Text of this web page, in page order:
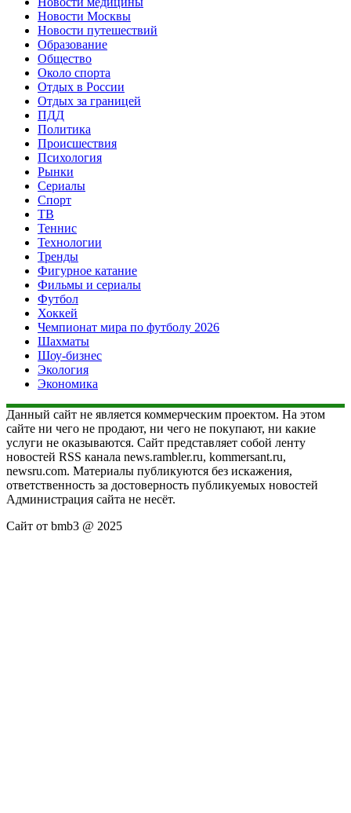
Новости Москвы
Новости путешествий
Образование
Общество
Около спорта
Отдых в России
Отдых за границей
ПДД
Политика
Происшествия
Психология
Рынки
Сериалы
Спорт
ТВ
Теннис
Технологии
Тренды
Фигурное катание
Фильмы и сериалы
Футбол
Хоккей
Чемпионат мира по футболу 2026
Шахматы
Шоу-бизнес
Экология
Экономика
Данный сайт не является коммерческим проектом. На этом
сайте ни чего не продают, ни чего не покупают, ни какие
услуги не оказываются. Сайт представляет собой ленту
новостей RSS канала news.rambler.ru, kommersant.ru,
newsru.com. Материалы публикуются без искажения,
ответственность за достоверность публикуемых новостей
Администрация сайта не несёт.
Сайт от bmb3 @ 2025